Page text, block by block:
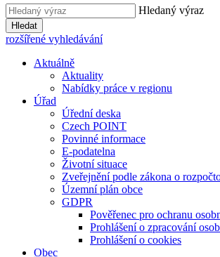
Hledaný výraz
Hledat
rozšířené vyhledávání
Aktuálně
Aktuality
Nabídky práce v regionu
Úřad
Úřední deska
Czech POINT
Povinné informace
E-podatelna
Životní situace
Zveřejnění podle zákona o
Územní plán obce
GDPR
Pověřenec pro ochranu
Prohlášení o zpracování
Prohlášení o cookies
Obec